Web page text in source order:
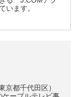
います。
京都千代田区）